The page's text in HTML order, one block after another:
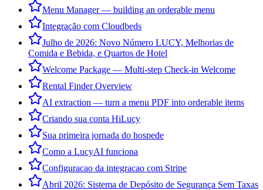
Menu Manager — building an orderable menu
Integração com Cloudbeds
Julho de 2026: Novo Número LUCY, Melhorias de
Comida e Bebida, e Quartos de Hotel
Welcome Package — Multi-step Check-in Welcome
Rental Finder Overview
AI extraction — turn a menu PDF into orderable items
Criando sua conta HiLucy
Sua primeira jornada do hospede
Como a LucyAI funciona
Configuracao da integracao com Stripe
Abril 2026: Sistema de Depósito de Segurança Sem Taxas